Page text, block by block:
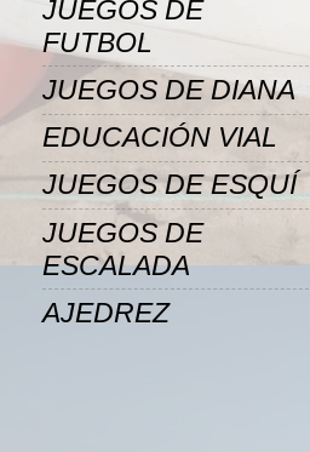
JUEGOS DE
FUTBOL
JUEGOS DE DIANA
EDUCACIÓN VIAL
JUEGOS DE ESQUÍ
JUEGOS DE
ESCALADA
AJEDREZ